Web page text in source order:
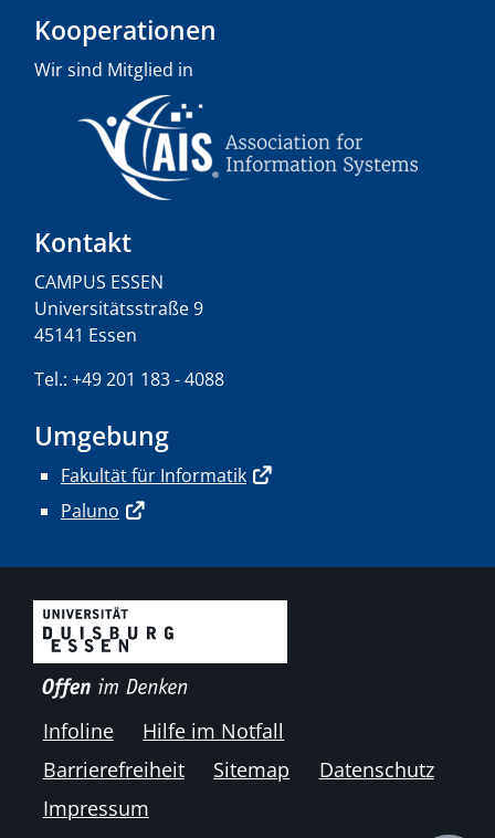
Kooperationen
Wir sind Mitglied in
Kontakt
CAMPUS ESSEN
Universitätsstraße 9
45141 Essen
Tel.: +49 201 183 - 4088
Umgebung
Fakultät für Informatik
Paluno
Infoline
Hilfe im Notfall
Barrierefreiheit
Sitemap
Datenschutz
Impressum